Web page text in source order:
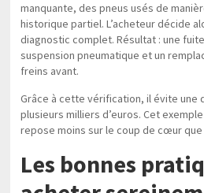
manquante, des pneus usés de
historique partiel. L’acheteur décide
diagnostic complet. Résultat : une
suspension pneumatique et un
freins avant.
Grâce à cette vérification, il évite une
plusieurs milliers d’euros. Cet
repose moins sur le coup de cœur que
Les bonnes